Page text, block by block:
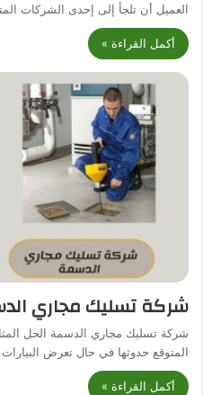
العميل أن تلجأ إلى إحدى الشركات
أكمل القراءة »
شركة تسليك مجاري
شركة تسليك مجاري الدسمة الحل
المتوقع حدوثها في حال تعرض
أكمل القراءة »